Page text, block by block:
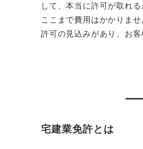
して、本当に許可が取れ
ここまで費用はかかりませ
許可の見込みがあり、お
宅建業免許とは